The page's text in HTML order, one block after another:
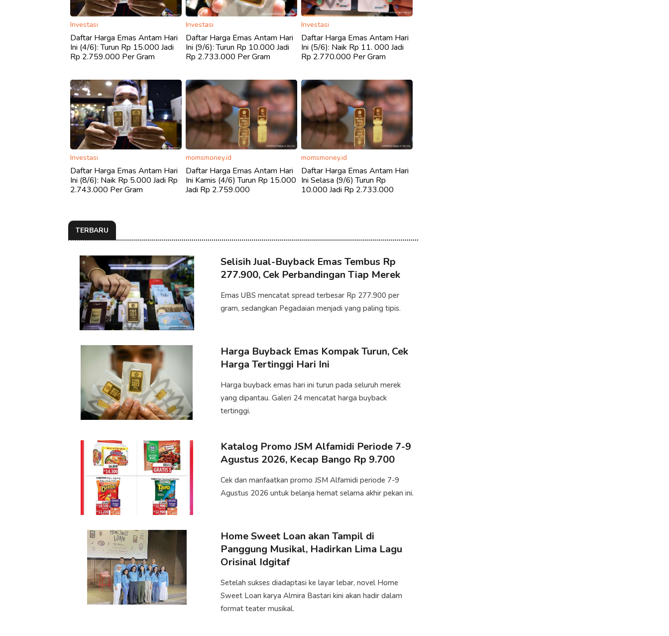
Investasi
Daftar Harga Emas Antam Hari
Ini (4/6): Turun Rp 15.000 Jadi
Rp 2.759.000 Per Gram
Investasi
Daftar Harga Emas Antam Hari
Ini (9/6): Turun Rp 10.000 Jadi
Rp 2.733.000 Per Gram
Investasi
Daftar Harga Emas Antam Hari
Ini (5/6): Naik Rp 11. 000 Jadi
Rp 2.770.000 Per Gram
Investasi
Daftar Harga Emas Antam Hari
Ini (8/6): Naik Rp 5.000 Jadi Rp
2.743.000 Per Gram
momsmoney.id
Daftar Harga Emas Antam Hari
Ini Kamis (4/6) Turun Rp 15.000
Jadi Rp 2.759.000
momsmoney.id
Daftar Harga Emas Antam Hari
Ini Selasa (9/6) Turun Rp
10.000 Jadi Rp 2.733.000
TERBARU
Selisih Jual-Buyback Emas Tembus Rp
277.900, Cek Perbandingan Tiap Merek
Emas UBS mencatat spread terbesar Rp 277.900 per
gram, sedangkan Pegadaian menjadi yang paling tipis.
Harga Buyback Emas Kompak Turun, Cek
Harga Tertinggi Hari Ini
Harga buyback emas hari ini turun pada seluruh merek
yang dipantau. Galeri 24 mencatat harga buyback
tertinggi.
Katalog Promo JSM Alfamidi Periode 7-9
Agustus 2026, Kecap Bango Rp 9.700
Cek dan manfaatkan promo JSM Alfamidi periode 7-9
Agustus 2026 untuk belanja hemat selama akhir pekan ini.
Home Sweet Loan akan Tampil di
Panggung Musikal, Hadirkan Lima Lagu
Orisinal Idgitaf
​​Setelah sukses diadaptasi ke layar lebar, novel Home
Sweet Loan karya Almira Bastari kini akan hadir dalam
format teater musikal.​